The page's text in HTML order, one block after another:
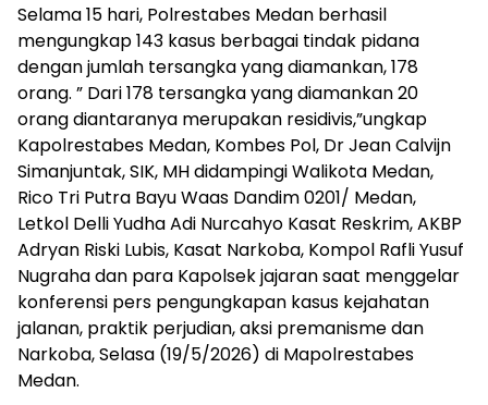
Selama 15 hari, Polrestabes Medan berhasil
mengungkap 143 kasus berbagai tindak pidana
dengan jumlah tersangka yang diamankan, 178
orang. ” Dari 178 tersangka yang diamankan 20
orang diantaranya merupakan residivis,”ungkap
Kapolrestabes Medan, Kombes Pol, Dr Jean Calvijn
Simanjuntak, SIK, MH didampingi Walikota Medan,
Rico Tri Putra Bayu Waas Dandim 0201/ Medan,
Letkol Delli Yudha Adi Nurcahyo Kasat Reskrim, AKBP
Adryan Riski Lubis, Kasat Narkoba, Kompol Rafli Yusuf
Nugraha dan para Kapolsek jajaran saat menggelar
konferensi pers pengungkapan kasus kejahatan
jalanan, praktik perjudian, aksi premanisme dan
Narkoba, Selasa (19/5/2026) di Mapolrestabes
Medan.